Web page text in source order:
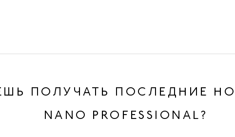
ПОЛУЧАТЬ ПОСЛЕДНИЕ
NANO PROFESSIONAL?